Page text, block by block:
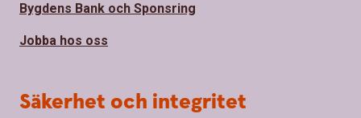
Bygdens Bank och Sponsring
Jobba hos oss
Säkerhet och integritet